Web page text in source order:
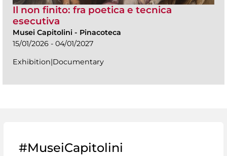
Il non finito: fra poetica e tecnica
esecutiva
Musei Capitolini - Pinacoteca
15/01/2026 - 04/01/2027
Exhibition|Documentary
#MuseiCapitolini